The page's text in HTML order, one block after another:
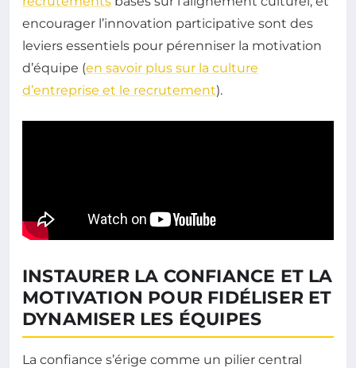
encourager l’innovation participative sont des
leviers essentiels pour pérenniser la motivation
d’équipe (en savoir plus sur la culture
d’entreprise et le recrutement).
INSTAURER LA CONFIANCE ET LA
MOTIVATION POUR FIDÉLISER ET
DYNAMISER LES ÉQUIPES
La confiance s’érige comme un pilier central